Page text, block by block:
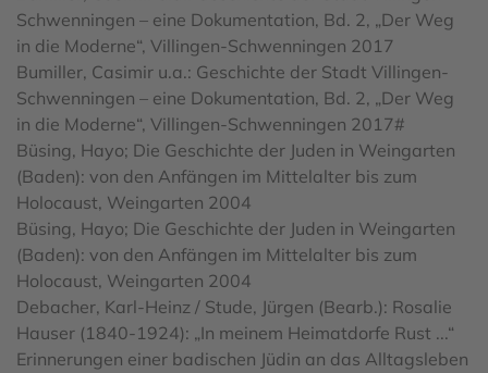
Schwenningen – eine Dokumentation, Bd. 2, „Der Weg
in die Moderne“, Villingen-Schwenningen 2017
Bumiller, Casimir u.a.: Geschichte der Stadt Villingen-
Schwenningen – eine Dokumentation, Bd. 2, „Der Weg
in die Moderne“, Villingen-Schwenningen 2017#
Büsing, Hayo; Die Geschichte der Juden in Weingarten
(Baden): von den Anfängen im Mittelalter bis zum
Holocaust, Weingarten 2004
Büsing, Hayo; Die Geschichte der Juden in Weingarten
(Baden): von den Anfängen im Mittelalter bis zum
Holocaust, Weingarten 2004
Debacher, Karl-Heinz / Stude, Jürgen (Bearb.): Rosalie
Hauser (1840-1924): „In meinem Heimatdorfe Rust ...“
Erinnerungen einer badischen Jüdin an das Alltagsleben